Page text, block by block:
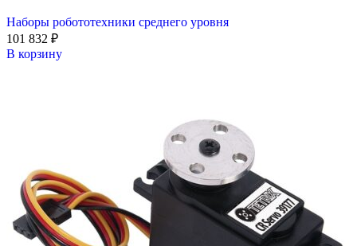
Наборы робототехники среднего уровня
101 832 ₽
В корзину